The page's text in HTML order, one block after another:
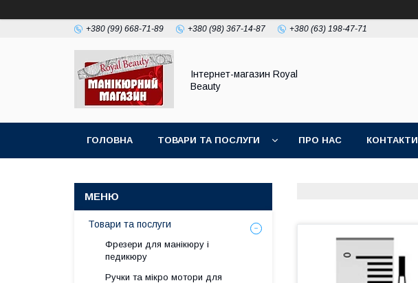
+380 (99) 668-71-89 +380 (98) 367-14-87 +380 (63) 198-47-71
Інтернет-магазин Royal
Beauty
ГОЛОВНА ТОВАРИ ТА ПОСЛУГИ ПРО НАС КОНТАКТИ
Товари та послуги
Фрезери для манікюру і
педикюру
Ручки та мікро мотори для